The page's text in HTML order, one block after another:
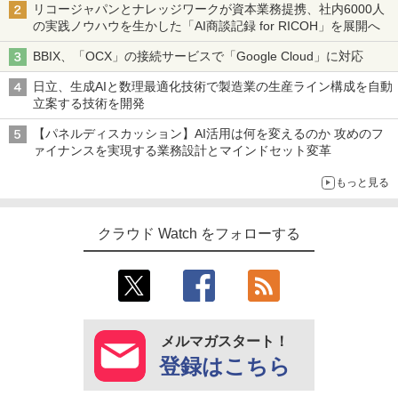
リコージャパンとナレッジワークが資本業務提携、社内6000人
の実践ノウハウを生かした「AI商談記録 for RICOH」を展開へ
BBIX、「OCX」の接続サービスで「Google Cloud」に対応
日立、生成AIと数理最適化技術で製造業の生産ライン構成を自動
立案する技術を開発
【パネルディスカッション】AI活用は何を変えるのか 攻めのフ
ァイナンスを実現する業務設計とマインドセット変革
もっと見る
クラウド Watch をフォローする
メルマガスタート！
登録はこちら